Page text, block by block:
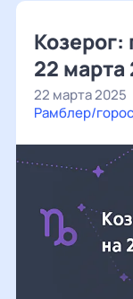
Козерог:
22 марта
22 марта 2025
Рамблер/